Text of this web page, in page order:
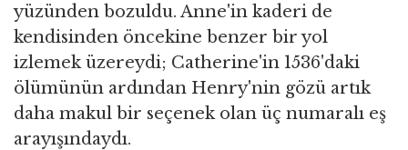
yüzünden bozuldu. Anne'in kaderi de
kendisinden öncekine benzer bir yol
izlemek üzereydi; Catherine'in 1536'daki
ölümünün ardından Henry'nin gözü artık
daha makul bir seçenek olan üç numaralı eş
arayışındaydı.